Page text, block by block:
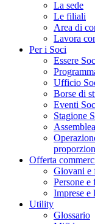
La sede
Le filiali
Area di
Lavora
Per i Soci
Essere
Ufficio
Borse di
Eventi
Stagione
Offerta
Giovani e
Persone e
Imprese e
Utility
Glossario